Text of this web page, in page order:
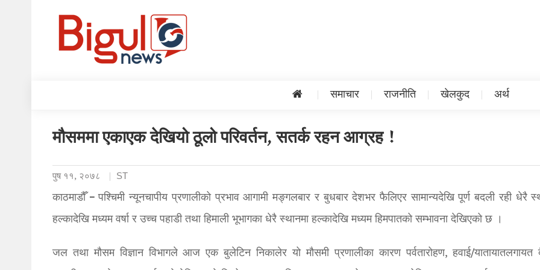
समाचार राजनीति खेलकुद अर्थ
मौसममा एकाएक देखियो ठूलो परिवर्तन, सतर्क रहन आग्रह !
पुष ११, २०७८ ST
काठमाडौँ – पश्चिमी न्यूनचापीय प्रणालीको प्रभाव आगामी मङ्गलबार र बुधबार देशभर फैलिएर सामान्यदेखि पूर्ण बदली रही धेरै
हल्कादेखि मध्यम वर्षा र उच्च पहाडी तथा हिमाली भूभागका धेरै स्थानमा हल्कादेखि मध्यम हिमपातको सम्भावना देखिएको छ ।
जल तथा मौसम विज्ञान विभागले आज एक बुलेटिन निकालेर यो मौसमी प्रणालीका कारण पर्वतारोहण, हवाई/यातायातलगायत